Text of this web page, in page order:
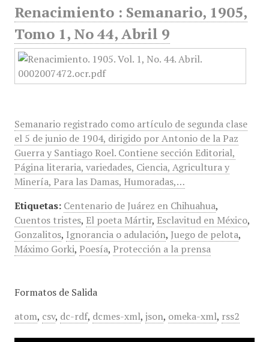
Renacimiento : Semanario, 1905,
Tomo 1, No 44, Abril 9
Semanario registrado como artículo de segunda clase
el 5 de junio de 1904, dirigido por Antonio de la Paz
Guerra y Santiago Roel. Contiene sección Editorial,
Página literaria, variedades, Ciencia, Agricultura y
Minería, Para las Damas, Humoradas,…
Etiquetas: Centenario de Juárez en Chihuahua,
Cuentos tristes, El poeta Mártir, Esclavitud en México,
Gonzalitos, Ignorancia o adulación, Juego de pelota,
Máximo Gorki, Poesía, Protección a la prensa
Formatos de Salida
atom, csv, dc-rdf, dcmes-xml, json, omeka-xml, rss2